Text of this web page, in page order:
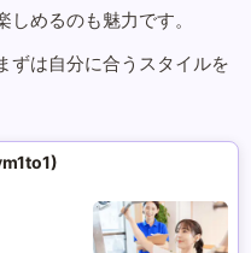
めるのも魅力です。
ずは自分に合うスタイルを